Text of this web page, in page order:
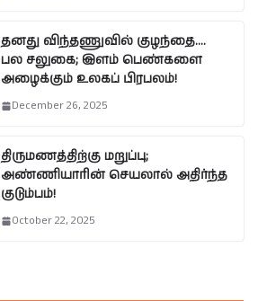
தனது விந்தணுவில் குழந்தை….
பல சலுகை; இளம் பெண்களை
அழைக்கும் உலகப் பிரபலம்!
December 26, 2025
திருமணத்திற்கு மறுப்பு;
அண்ணியாரின் செயலால் அதிர்ந்த
குடும்பம்!
October 22, 2025